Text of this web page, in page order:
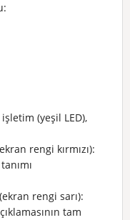
(yeşil LED),
rengi kırmızı):
rengi sarı):
tam